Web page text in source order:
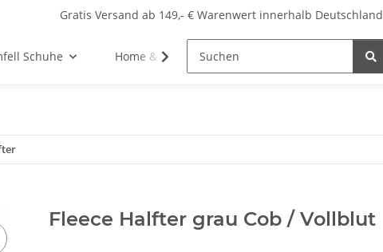
Gratis Versand ab 149,- € Warenwert innerhalb Deutschland
Schuhe Home & Lifestyle Bastler und Hobbyisten
Fleece Halfter grau Cob / Vollblut